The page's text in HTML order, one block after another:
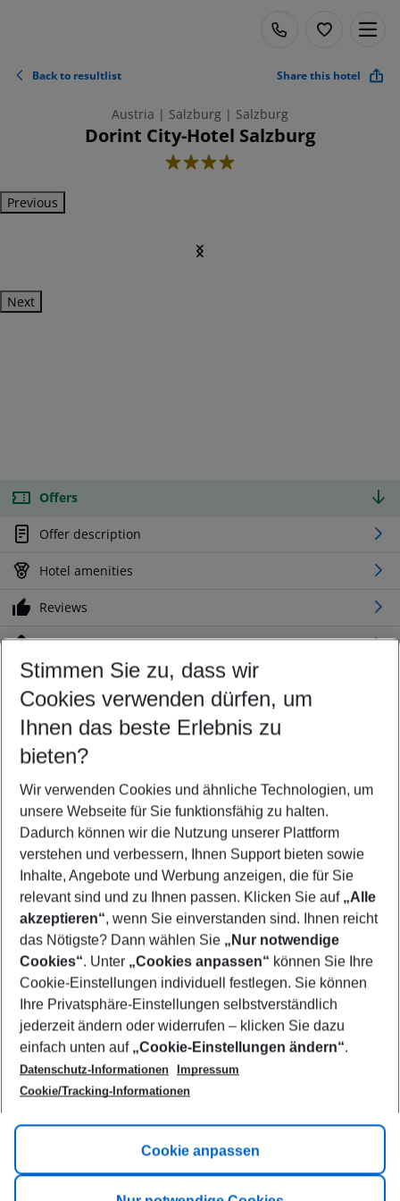
Back to resultlist Share this hotel
Austria | Salzburg | Salzburg
Dorint City-Hotel Salzburg
4
Previous
Next
Offers
Offer description
Hotel amenities
Reviews
Location
Customize your offer
Find the perfect deal which suits your best
Your departure airport
Any airport
Select your date range
09/08/26–07/08/27 5-8 nights
Who will travel
2 adults No children
Show more filter
Footer
Footer navigation
Title A
Link A
Stimmen Sie zu, dass wir
Cookies verwenden dürfen, um
Ihnen das beste Erlebnis zu
bieten?
Wir verwenden Cookies und ähnliche Technologien, um
unsere Webseite für Sie funktionsfähig zu halten.
Dadurch können wir die Nutzung unserer Plattform
verstehen und verbessern, Ihnen Support bieten sowie
Inhalte, Angebote und Werbung anzeigen, die für Sie
relevant sind und zu Ihnen passen. Klicken Sie auf „Alle
akzeptieren“, wenn Sie einverstanden sind. Ihnen reicht
das Nötigste? Dann wählen Sie „Nur notwendige
Cookies“. Unter „Cookies anpassen“ können Sie Ihre
Cookie-Einstellungen individuell festlegen. Sie können
Ihre Privatsphäre-Einstellungen selbstverständlich
jederzeit ändern oder widerrufen – klicken Sie dazu
einfach unten auf „Cookie-Einstellungen ändern“.
Datenschutz-Informationen
Impressum
Cookie/Tracking-Informationen
Cookie anpassen